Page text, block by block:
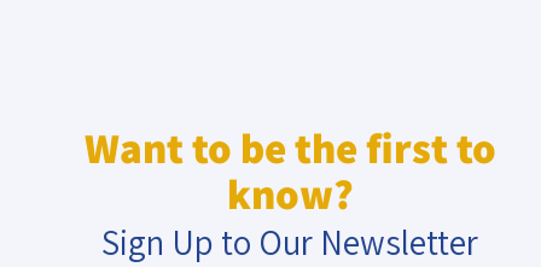
Want to be the first to
know?
Sign Up to Our Newsletter